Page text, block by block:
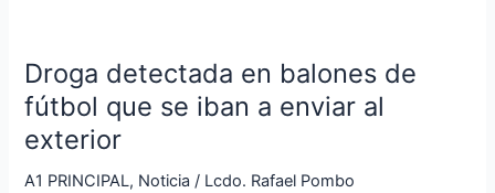
Droga detectada en balones de
fútbol que se iban a enviar al
exterior
A1 PRINCIPAL, Noticia / Lcdo. Rafael Pombo
en
balones
fútbol
que